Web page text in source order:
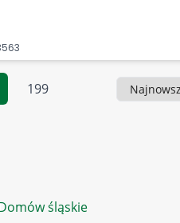
199 Sortowanie
śląskie